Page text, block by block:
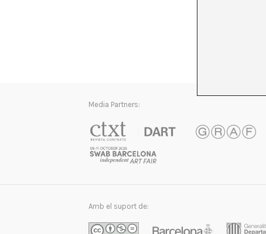
Media Partners:
Amb el suport de: